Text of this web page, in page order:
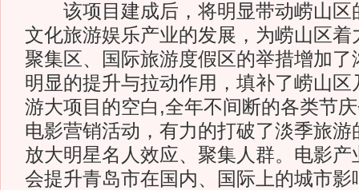
该项目建成后，将明显带动崂山区
文化旅游娱乐产业的发展，为崂山区着
聚集区、国际旅游度假区的举措增加了
明显的提升与拉动作用，填补了崂山区
游大项目的空白,全年不间断的各类节
电影营销活动，有力的打破了淡季旅游
放大明星名人效应、聚集人群。电影产
会提升青岛市在国内、国际上的城市影